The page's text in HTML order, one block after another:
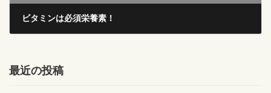
ビタミンは必須栄養素！
最近の投稿